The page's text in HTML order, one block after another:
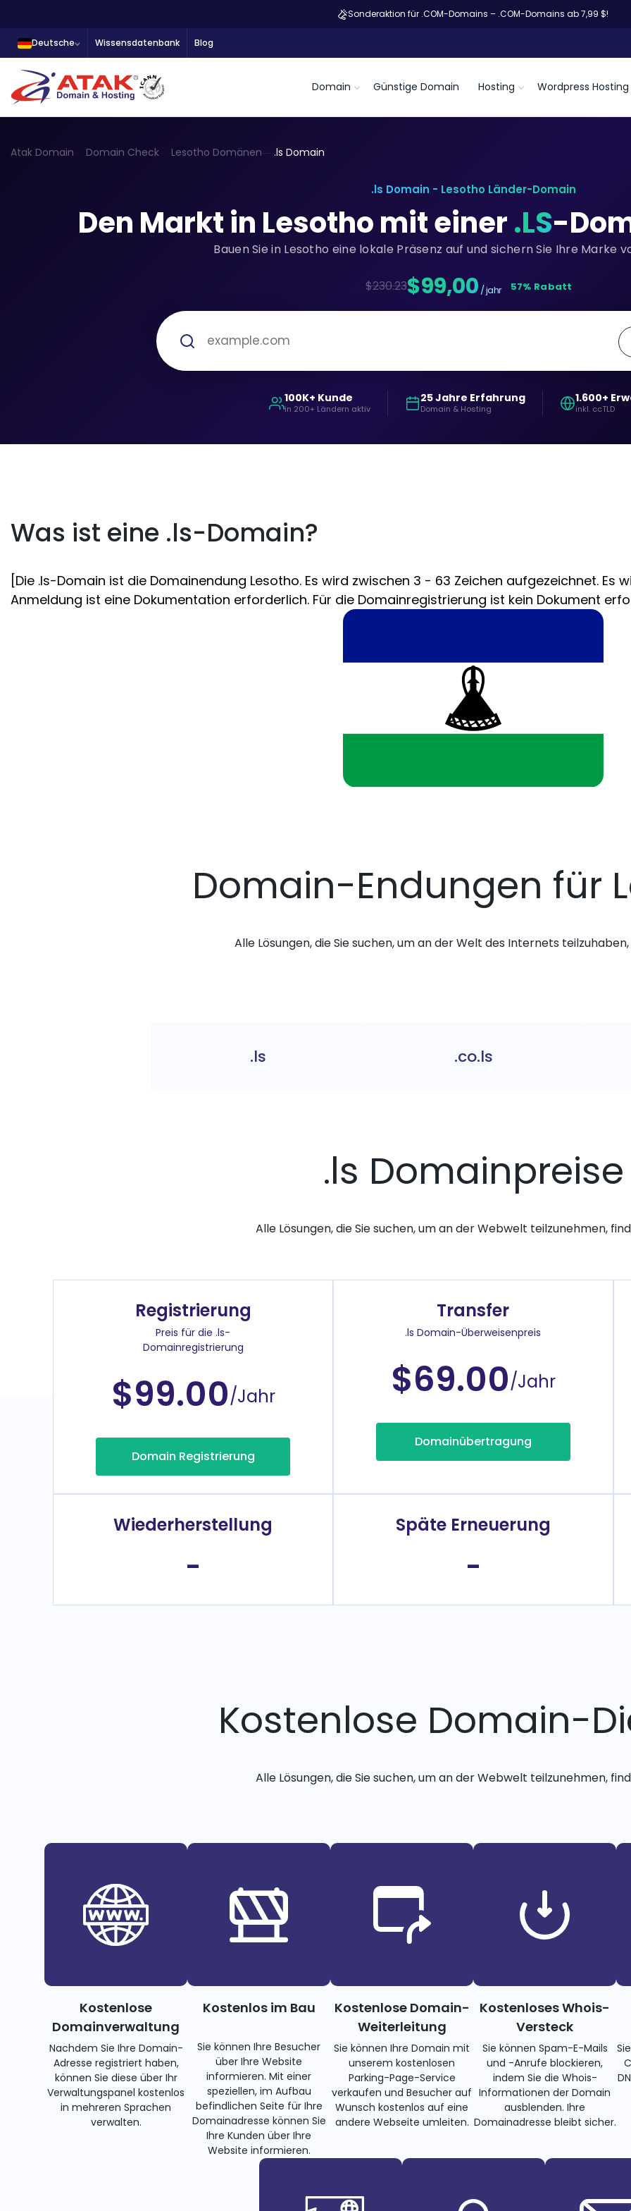
Sonderaktion für .COM-Domains – .COM-Domains ab 7,99 $!
Deutsche Wissensdatenbank Blog
Domain Günstige Domain Hosting Wordpress Hosting
Atak Domain Domain Check Lesotho Domänen .ls Domain
.ls Domain - Lesotho Länder-Domain
Den Markt in Lesotho mit einer.LS-
Bauen Sie in Lesotho eine lokale Präsenz auf und sichern Sie Ihre Marke
$230.23$99,00 / jahr 57% Rabatt
100K+ Kunde
in 200+ Ländern aktiv
25 Jahre Erfahrung
Domain & Hosting
1.600+
inkl. ccTLD
Was ist eine .ls-Domain?
[Die .ls-Domain ist die Domainendung Lesotho. Es wird zwischen 3 - 63 Zeichen aufgezeichnet. Es
Anmeldung ist eine Dokumentation erforderlich. Für die Domainregistrierung ist kein Dokument
Domain-Endungen für
Alle Lösungen, die Sie suchen, um an der Welt des Internets
.ls .co.ls
.ls Domainpreise
Alle Lösungen, die Sie suchen, um an der Webwelt teilzunehmen,
Registrierung
Preis für die .ls-
Domainregistrierung
$99.00/Jahr
Domain Registrierung
Transfer
.ls Domain-Überweisenpreis
$69.00/Jahr
Domainübertragung
Wiederherstellung
-
Späte Erneuerung
-
Kostenlose Domain-
Alle Lösungen, die Sie suchen, um an der Webwelt teilzunehmen,
Kostenlose
Domainverwaltung
Nachdem Sie Ihre Domain-
Adresse registriert haben,
können Sie diese über Ihr
Verwaltungspanel kostenlos
in mehreren Sprachen
verwalten.
Kostenlos im Bau
Sie können Ihre Besucher
über Ihre Website
informieren. Mit einer
speziellen, im Aufbau
befindlichen Seite für Ihre
Domainadresse können Sie
Ihre Kunden über Ihre
Website informieren.
Kostenlose Domain-
Weiterleitung
Sie können Ihre Domain mit
unserem kostenlosen
Parking-Page-Service
verkaufen und Besucher auf
Wunsch kostenlos auf eine
andere Webseite umleiten.
Kostenloses Whois-
Versteck
Sie können Spam-E-Mails
und -Anrufe blockieren,
indem Sie die Whois-
Informationen der Domain
ausblenden. Ihre
Domainadresse bleibt sicher.